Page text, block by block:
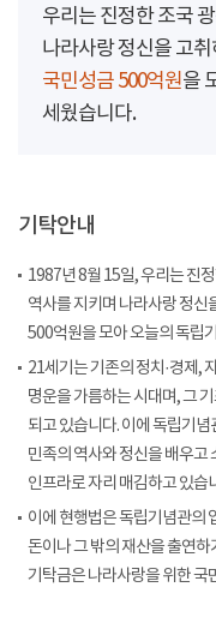
우리는 진정한 조국
나라사랑 정신을 고
국민성금 500억원을
세웠습니다.
기탁안내
1987년 8월 15일, 우리는 진
역사를 지키며 나라사랑 정신
500억원을 모아 오늘의 독립
21세기는 기존의 정치·경제,
명운을 가름하는 시대며, 그
되고 있습니다. 이에 독립기
민족의 역사와 정신을 배우고
인프라로 자리 매김하고 있습
이에 현행법은 독립기념관의
돈이나 그 밖의 재산을 출연
기탁금은 나라사랑을 위한 국